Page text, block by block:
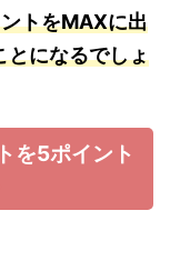
トをMAXに出
とになるでしょ
を5ポイント